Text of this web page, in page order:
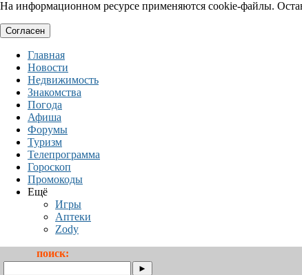
На информационном ресурсе применяются cookie-файлы.
Согласен
Главная
Новости
Недвижимость
Знакомства
Погода
Афиша
Форумы
Туризм
Телепрограмма
Гороскоп
Промокоды
Ещё
Игры
Аптеки
Zody
поиск: